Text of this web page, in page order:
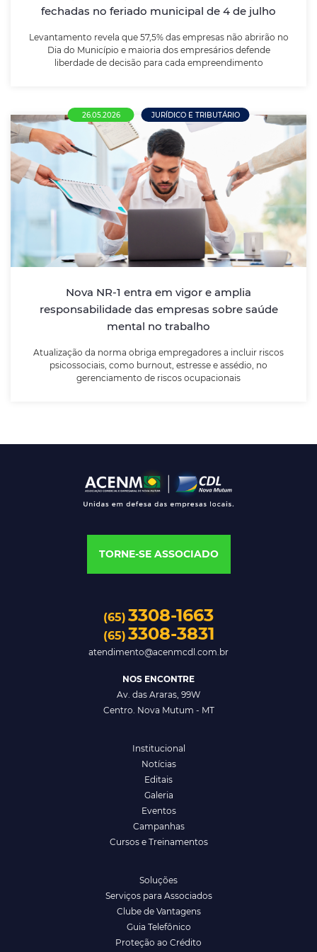
fechadas no feriado municipal de 4 de julho
Levantamento revela que 57,5% das empresas não abrirão no
Dia do Município e maioria dos empresários defende
liberdade de decisão para cada empreendimento
26.05.2026 JURÍDICO E TRIBUTÁRIO
Nova NR-1 entra em vigor e amplia
responsabilidade das empresas sobre saúde
mental no trabalho
Atualização da norma obriga empregadores a incluir riscos
psicossociais, como burnout, estresse e assédio, no
gerenciamento de riscos ocupacionais
Nova NR-1 entra em vigor e amplia
responsabilidade das empresas sobre
saúde mental no trabalho
Atualização da norma obriga empregadores a incluir
assédio, no gerenciamento de riscos ocupacionais
TORNE-SE ASSOCIADO
(65) 3308-1663
(65) 3308-3831
atendimento@acenmcdl.com.br
NOS ENCONTRE
Av. das Araras, 99W
Centro. Nova Mutum - MT
Institucional
Notícias
Editais
Galeria
Eventos
Campanhas
Cursos e Treinamentos
Soluções
Serviços para Associados
Clube de Vantagens
Guia Telefônico
Proteção ao Crédito